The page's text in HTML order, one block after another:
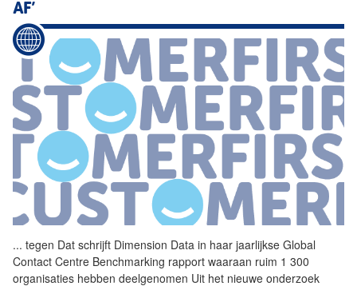
AF’
... tegen Dat schrijft Dimension Data in haar jaarlijkse Global
Contact Centre Benchmarking rapport waaraan ruim 1 300
organisaties hebben deelgenomen Uit het nieuwe onderzoek